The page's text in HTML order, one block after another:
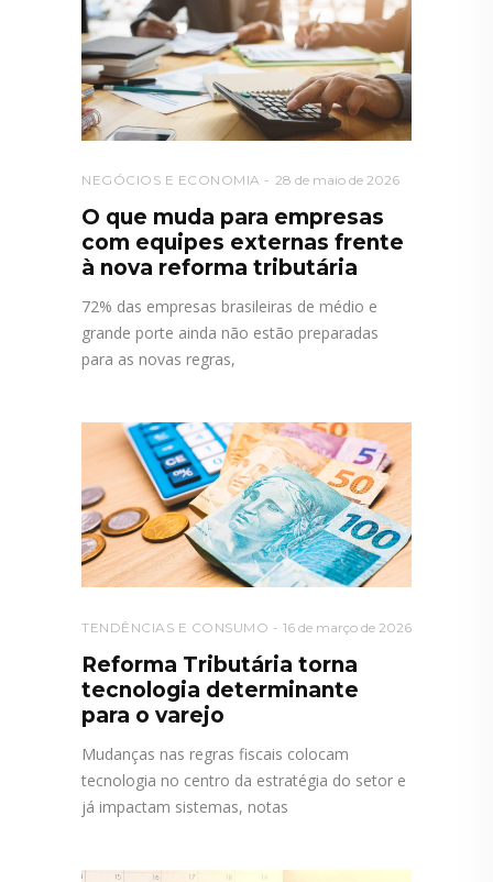
NEGÓCIOS E ECONOMIA 28 de maio de 2026
O que muda para empresas
com equipes externas frente
à nova reforma tributária
72% das empresas brasileiras de médio e
grande porte ainda não estão preparadas
para as novas regras,
TENDÊNCIAS E CONSUMO 16 de março de 2026
Reforma Tributária torna
tecnologia determinante
para o varejo
Mudanças nas regras fiscais colocam
tecnologia no centro da estratégia do setor e
já impactam sistemas, notas